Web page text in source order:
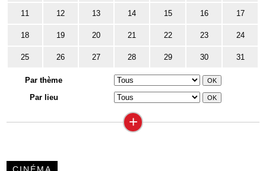
11 12 13 14 15 16 17
18 19 20 21 22 23 24
25 26 27 28 29 30 31
Par thème
Par lieu
+